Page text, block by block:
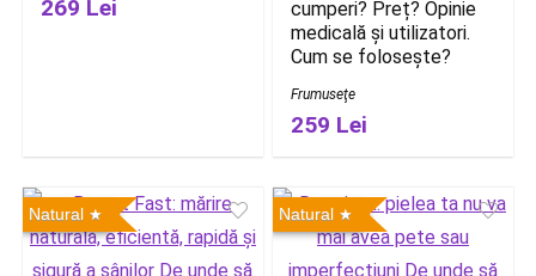
269 Lei
cumperi? Preț? Opinie
medicală și utilizatori.
Cum se folosește?
Frumuseţe
259 Lei
Natural Natural